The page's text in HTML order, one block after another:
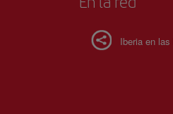
Iberia en